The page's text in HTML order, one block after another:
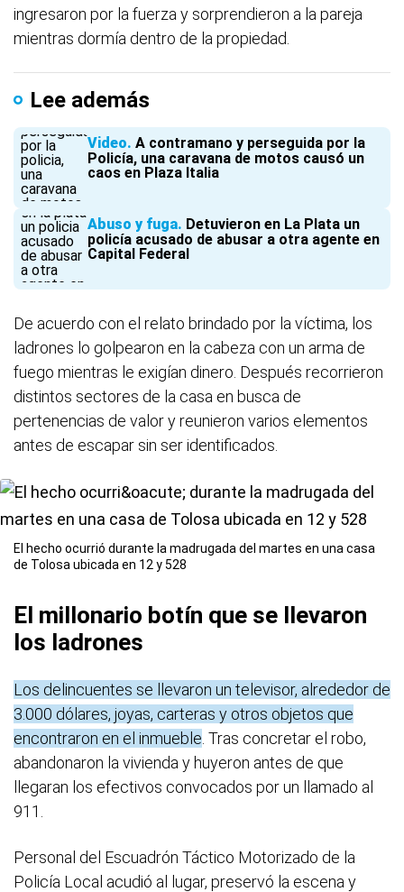
ingresaron por la fuerza y sorprendieron a la pareja
mientras dormía dentro de la propiedad.
Lee además
Video A contramano y perseguida por la
Policía, una caravana de motos causó un
caos en Plaza Italia
Abuso y fuga Detuvieron en La Plata un
policía acusado de abusar a otra agente en
Capital Federal
De acuerdo con el relato brindado por la víctima, los
ladrones lo golpearon en la cabeza con un arma de
fuego mientras le exigían dinero. Después recorrieron
distintos sectores de la casa en busca de
pertenencias de valor y reunieron varios elementos
antes de escapar sin ser identificados.
El hecho ocurrió durante la madrugada del martes en una casa
de Tolosa ubicada en 12 y 528
El millonario botín que se llevaron
los ladrones
Los delincuentes se llevaron un televisor, alrededor de
3.000 dólares, joyas, carteras y otros objetos que
encontraron en el inmueble . Tras concretar el robo,
abandonaron la vivienda y huyeron antes de que
llegaran los efectivos convocados por un llamado al
911.
Personal del Escuadrón Táctico Motorizado de la
Policía Local acudió al lugar, preservó la escena y